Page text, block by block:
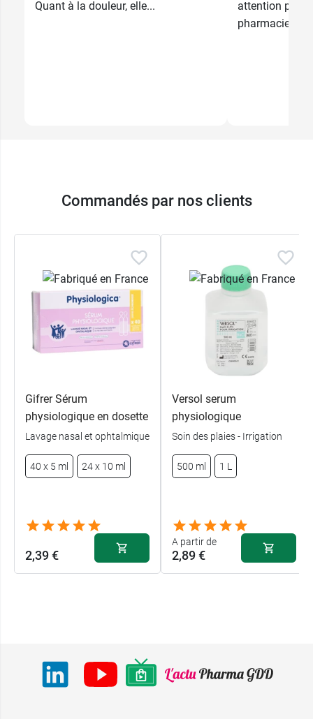
Quant à la douleur, elle...
attention
pharmaciens...
Commandés par nos clients
Gifrer Sérum
physiologique en dosette
Lavage nasal et ophtalmique
40 x 5 ml 24 x 10 ml
2,39 €
Versol serum
physiologique
Soin des plaies - Irrigation
500 ml 1 L
A partir de
2,89 €